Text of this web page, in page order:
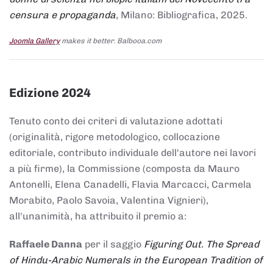
censura e propaganda, Milano: Bibliografica, 2025.
Joomla Gallerymakes it better. Balbooa.com
Edizione 2024
Tenuto conto dei criteri di valutazione adottati
(originalità, rigore metodologico, collocazione
editoriale, contributo individuale dell'autore nei lavori
a più firme), la Commissione (composta da Mauro
Antonelli, Elena Canadelli, Flavia Marcacci, Carmela
Morabito, Paolo Savoia, Valentina Vignieri),
all'unanimità, ha attribuito il premio a:
Raffaele Danna per il saggio Figuring Out. The Spread
of Hindu-Arabic Numerals in the European Tradition of